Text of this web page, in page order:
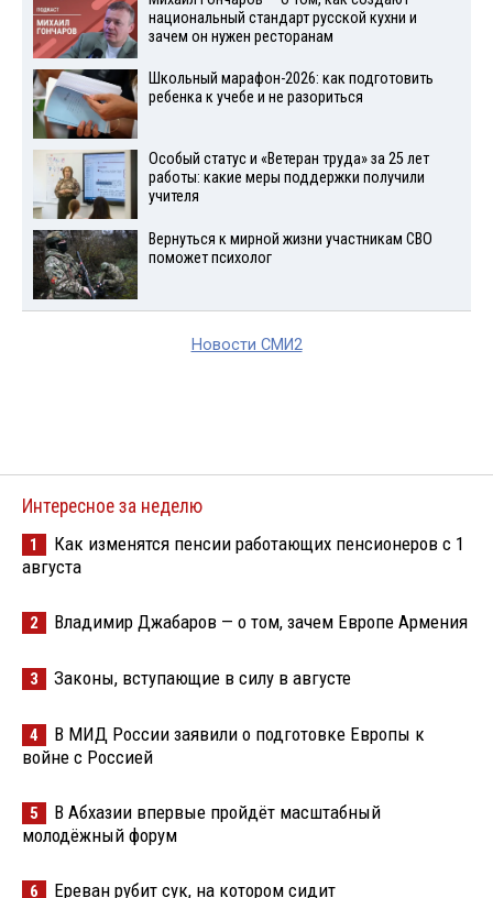
национальный стандарт русской кухни и
зачем он нужен ресторанам
Школьный марафон-2026: как подготовить
ребенка к учебе и не разориться
Особый статус и «Ветеран труда» за 25 лет
работы: какие меры поддержки получили
учителя
Вернуться к мирной жизни участникам СВО
поможет психолог
Новости СМИ2
Интересное за неделю
1
Как изменятся пенсии работающих пенсионеров с 1
августа
2 Владимир Джабаров — о том, зачем Европе Армения
3 Законы, вступающие в силу в августе
4
В МИД России заявили о подготовке Европы к
войне с Россией
5
В Абхазии впервые пройдёт масштабный
молодёжный форум
6 Ереван рубит сук, на котором сидит